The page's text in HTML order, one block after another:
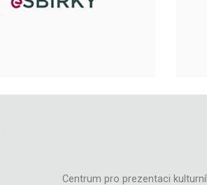
Centrum pro prezentaci